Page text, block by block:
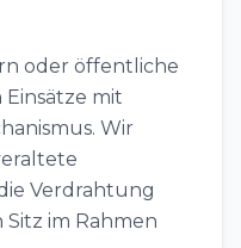
oder öffentliche
mit
Wir
Verdrahtung
im Rahmen